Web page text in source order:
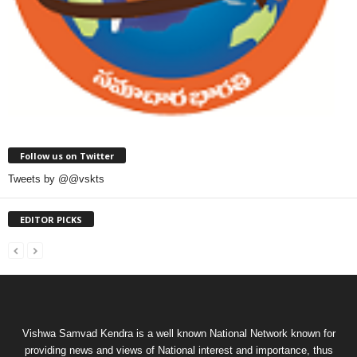
Follow us on Twitter
Tweets by @@vskts
EDITOR PICKS
Vishwa Samvad Kendra is a well known National Network known for
providing news and views of National interest and importance, thus